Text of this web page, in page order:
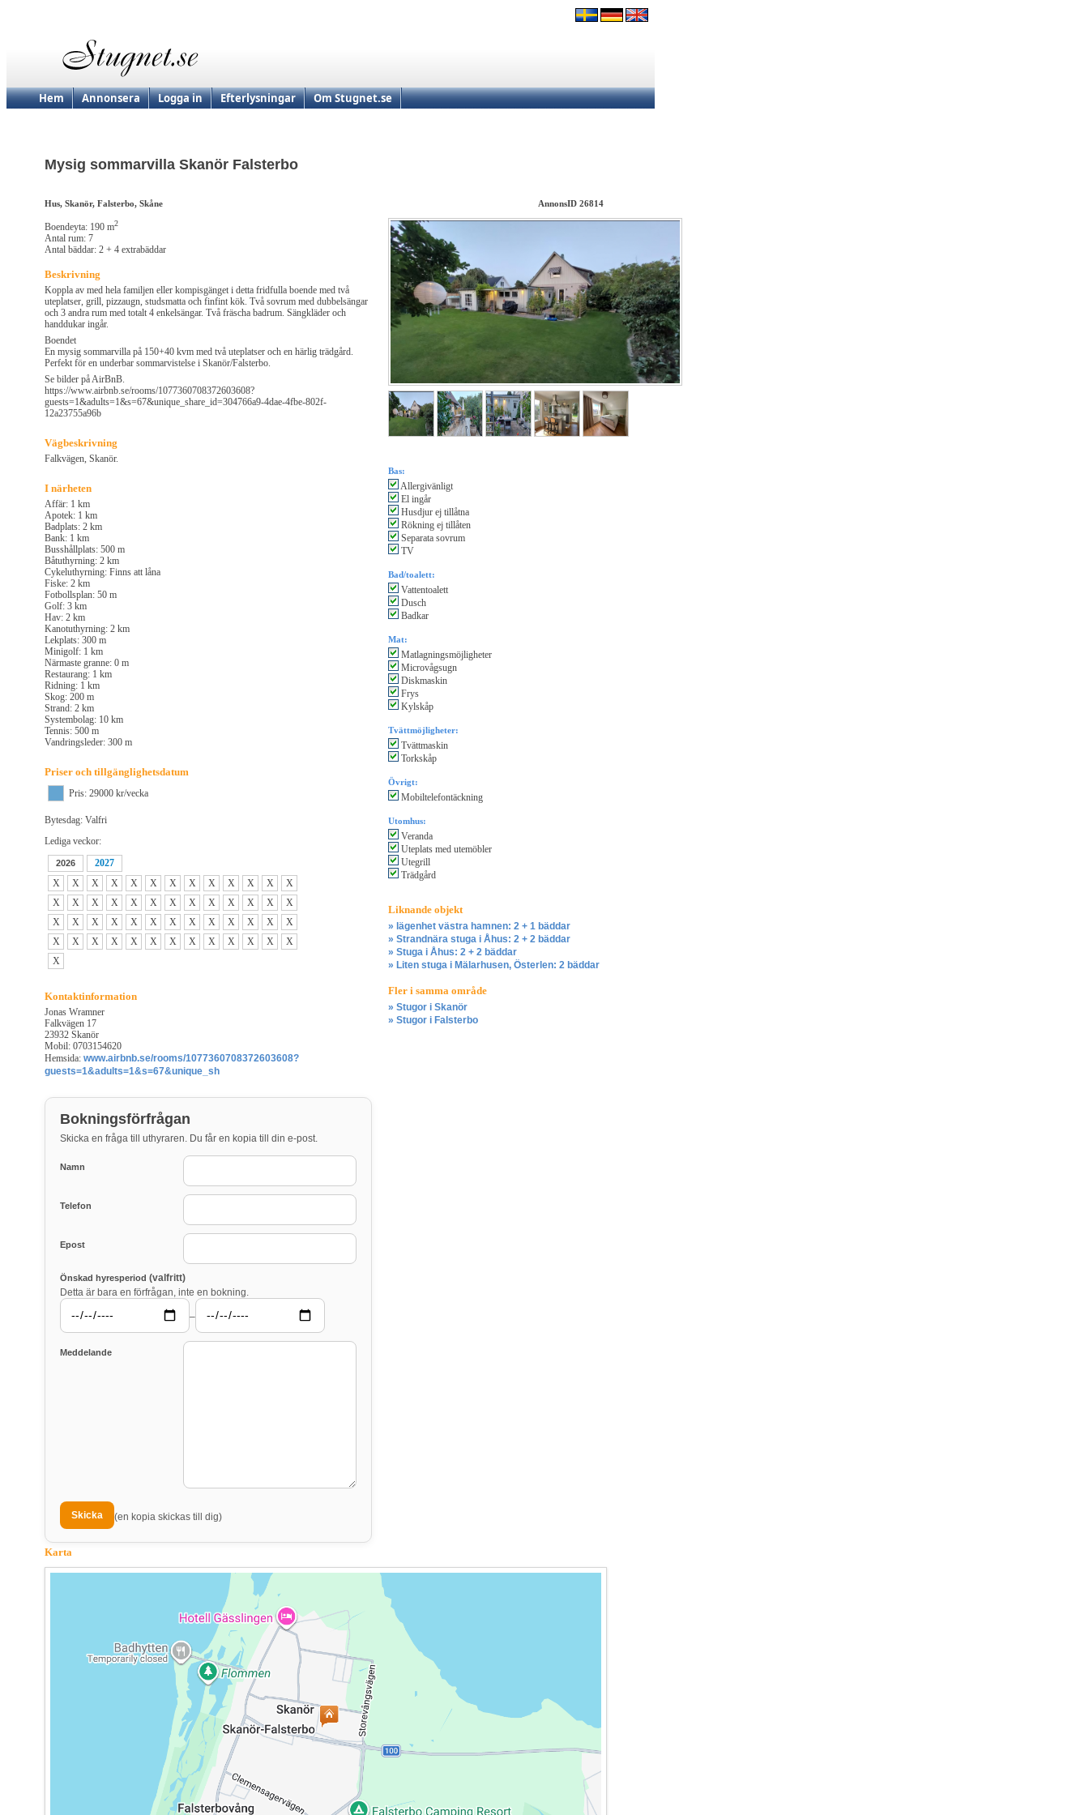
Hem Annonsera Logga in Efterlysningar Om Stugnet.se
Mysig sommarvilla Skanör Falsterbo
Hus, Skanör, Falsterbo, Skåne AnnonsID 26814
Boendeyta: 190 m2
Antal rum: 7
Antal bäddar: 2 + 4 extrabäddar
Beskrivning
Koppla av med hela familjen eller kompisgänget i detta fridfulla boende med två
uteplatser, grill, pizzaugn, studsmatta och finfint kök. Två sovrum med dubbelsängar
och 3 andra rum med totalt 4 enkelsängar. Två fräscha badrum. Sängkläder och
handdukar ingår.
Boendet
En mysig sommarvilla på 150+40 kvm med två uteplatser och en härlig trädgård.
Perfekt för en underbar sommarvistelse i Skanör/Falsterbo.
Se bilder på AirBnB.
https://www.airbnb.se/rooms/1077360708372603608?
guests=1&adults=1&s=67&unique_share_id=304766a9-4dae-4fbe-802f-
12a23755a96b
Vägbeskrivning
Falkvägen, Skanör.
I närheten
Affär: 1 km
Apotek: 1 km
Badplats: 2 km
Bank: 1 km
Busshållplats: 500 m
Båtuthyrning: 2 km
Cykeluthyrning: Finns att låna
Fiske: 2 km
Fotbollsplan: 50 m
Golf: 3 km
Hav: 2 km
Kanotuthyrning: 2 km
Lekplats: 300 m
Minigolf: 1 km
Närmaste granne: 0 m
Restaurang: 1 km
Ridning: 1 km
Skog: 200 m
Strand: 2 km
Systembolag: 10 km
Tennis: 500 m
Vandringsleder: 300 m
Priser och tillgänglighetsdatum
Pris: 29000 kr/vecka
Bytesdag: Valfri
Lediga veckor:
2026
2027
X
X X X X X X X X X X X
X
X
X X X X X X X X X X X
X
X
X X X X X X X X X X X
X
X
X X X X X X X X X X X
X
X
Kontaktinformation
Jonas Wramner
Falkvägen 17
23932 Skanör
Mobil: 0703154620
Hemsida: www.airbnb.se/rooms/1077360708372603608?
guests=1&adults=1&s=67&unique_sh
Bokningsförfrågan
Skicka en fråga till uthyraren. Du får en kopia till din e-post.
Namn
Telefon
Epost
Önskad hyresperiod (valfritt)
Detta är bara en förfrågan, inte en bokning.
–
Meddelande
(en kopia skickas till dig)
Bas:
Allergivänligt
El ingår
Husdjur ej tillåtna
Rökning ej tillåten
Separata sovrum
TV
Bad/toalett:
Vattentoalett
Dusch
Badkar
Mat:
Matlagningsmöjligheter
Microvågsugn
Diskmaskin
Frys
Kylskåp
Tvättmöjligheter:
Tvättmaskin
Torkskåp
Övrigt:
Mobiltelefontäckning
Utomhus:
Veranda
Uteplats med utemöbler
Utegrill
Trädgård
Liknande objekt
» lägenhet västra hamnen: 2 + 1 bäddar
» Strandnära stuga i Åhus: 2 + 2 bäddar
» Stuga i Åhus: 2 + 2 bäddar
» Liten stuga i Mälarhusen, Österlen: 2 bäddar
Fler i samma område
» Stugor i Skanör
» Stugor i Falsterbo
Karta